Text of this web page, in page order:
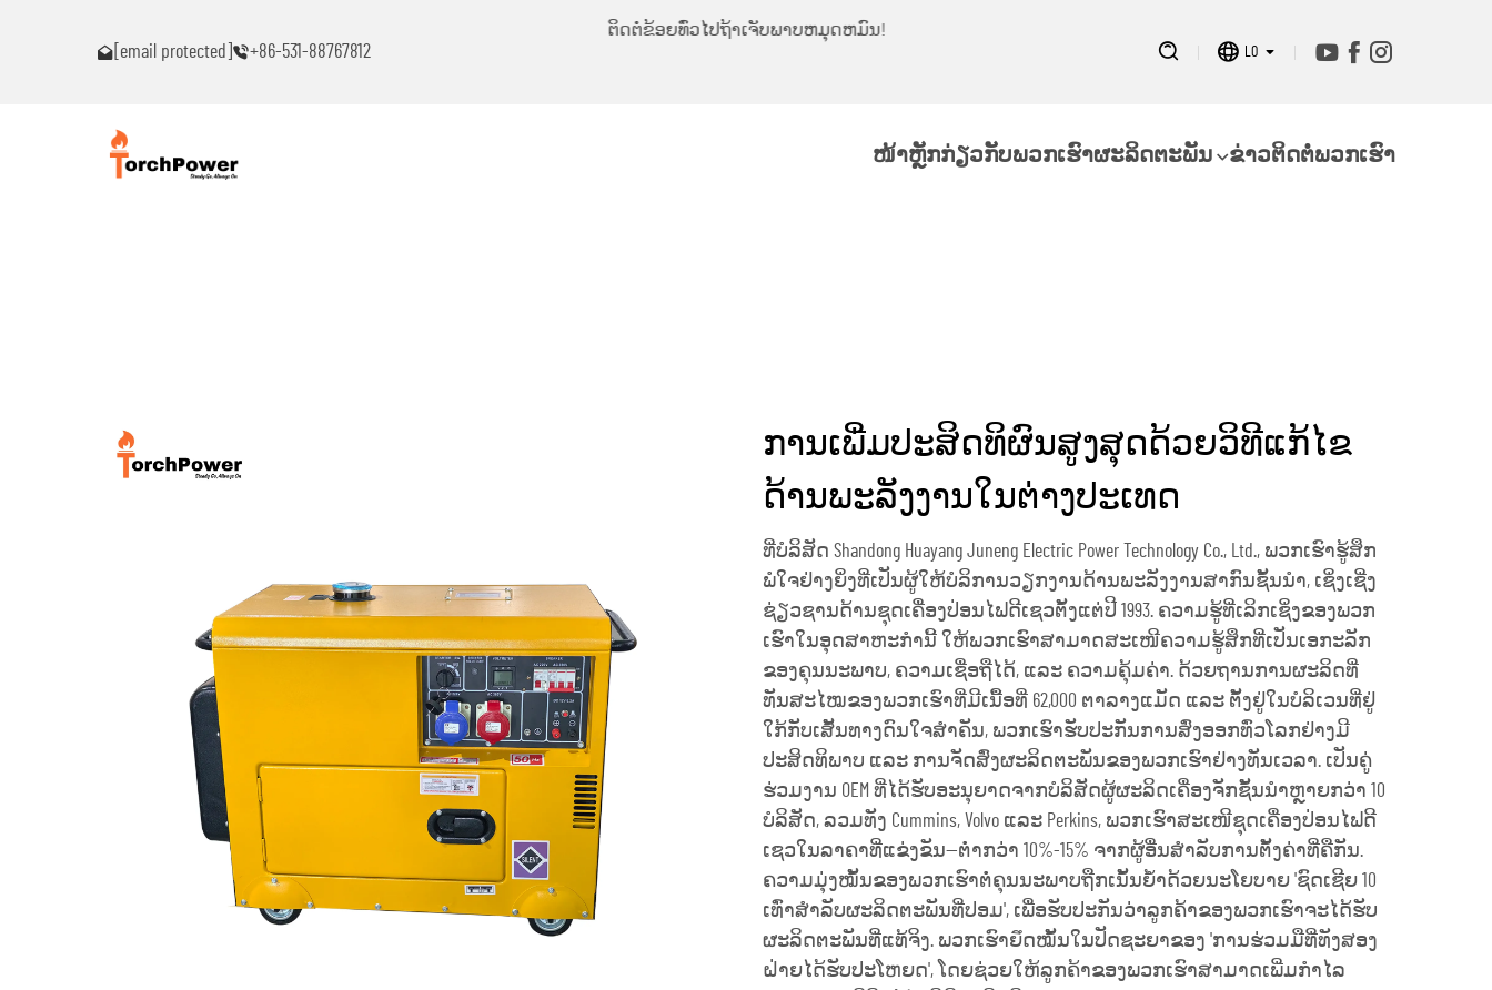
[email protected] +86-531-88767812
ຕິດຕໍ່ຂ້ອຍທົ່ວໄປຖ້າເຈັບພາບຫມຸດຫມົນ!
LO
ໜ້າຫຼັກກ່ຽວກັບພວກເຮົາຜະລິດຕະພັນ ຂ່າວຕິດຕໍ່ພວກເຮົາ
ການເພີ່ມປະສິດທິຜົນສູງສຸດດ້ວຍວິທີແກ້ໄຂ
ດ້ານພະລັງງານໃນຕ່າງປະເທດ
ທີ່ບໍລິສັດ Shandong Huayang Juneng Electric Power Technology Co., Ltd., ພວກເຮົາຮູ້ສຶກ
ພໍໃຈຢ່າງຍິ່ງທີ່ເປັນຜູ້ໃຫ້ບໍລິການວຽກງານດ້ານພະລັງງານສາກົນຊັ້ນນຳ, ເຊິ່ງເຊີ່ງ
ຊ່ຽວຊານດ້ານຊຸດເຄື່ອງປ່ອນໄຟດີເຊວຕັ້ງແຕ່ປີ 1993. ຄວາມຮູ້ທີ່ເລິກເຊິ່ງຂອງພວກ
ເຮົາໃນອຸດສາຫະກຳນີ້ ໃຫ້ພວກເຮົາສາມາດສະເໜີຄວາມຮູ້ສຶກທີ່ເປັນເອກະລັກ
ຂອງຄຸນນະພາບ, ຄວາມເຊື່ອຖືໄດ້, ແລະ ຄວາມຄຸ້ມຄ່າ. ດ້ວຍຖານການຜະລິດທີ່
ທັນສະໄໝຂອງພວກເຮົາທີ່ມີເນື້ອທີ່ 62,000 ຕາລາງແມັດ ແລະ ຕັ້ງຢູ່ໃນບໍລິເວນທີ່ຢູ່
ໃກ້ກັບເສັ້ນທາງດົນໃຈສຳຄັນ, ພວກເຮົາຮັບປະກັນການສົ່ງອອກທົ່ວໂລກຢ່າງມີ
ປະສິດທິພາບ ແລະ ການຈັດສົ່ງຜະລິດຕະພັນຂອງພວກເຮົາຢ່າງທັນເວລາ. ເປັນຄູ່
ຮ່ວມງານ OEM ທີ່ໄດ້ຮັບອະນຸຍາດຈາກບໍລິສັດຜູ້ຜະລິດເຄື່ອງຈັກຊັ້ນນຳຫຼາຍກວ່າ 10
ບໍລິສັດ, ລວມທັງ Cummins, Volvo ແລະ Perkins, ພວກເຮົາສະເໜີຊຸດເຄື່ອງປ່ອນໄຟດີ
ເຊວໃນລາຄາທີ່ແຂ່ງຂັນ—ຕ່ຳກວ່າ 10%-15% ຈາກຜູ້ອື່ນສຳລັບການຕັ້ງຄ່າທີ່ຄືກັນ.
ຄວາມມຸ່ງໝັ້ນຂອງພວກເຮົາຕໍ່ຄຸນນະພາບຖືກເນັ້ນຍ້ຳດ້ວຍນະໂຍບາຍ 'ຊົດເຊີຍ 10
ເທົ່າສຳລັບຜະລິດຕະພັນທີ່ປອມ', ເພື່ອຮັບປະກັນວ່າລູກຄ້າຂອງພວກເຮົາຈະໄດ້ຮັບ
ຜະລິດຕະພັນທີ່ແທ້ຈິງ. ພວກເຮົາຍึດໝັ້ນໃນປັດຊະຍາຂອງ 'ການຮ່ວມມືທີ່ທັງສອງ
ຝ່າຍໄດ້ຮັບປະໂຫຍດ', ໂດຍຊ່ວຍໃຫ້ລູກຄ້າຂອງພວກເຮົາສາມາດເພີ່ມກຳໄລ